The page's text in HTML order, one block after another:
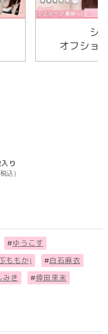
シ
オフショ
り
込)
#ゆうこす
ももか) #白石麻衣
みき #倖田來未